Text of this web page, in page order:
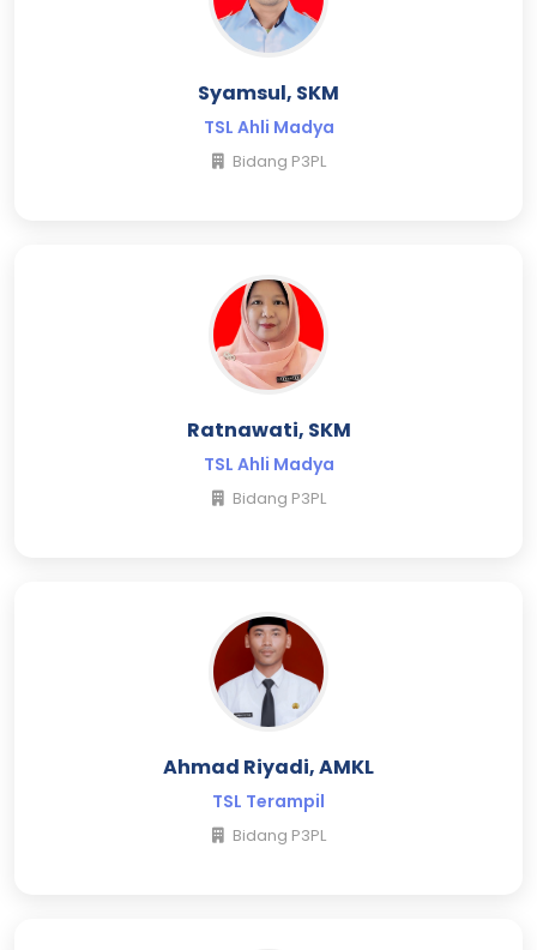
Syamsul, SKM
TSL Ahli Madya
Bidang P3PL
Ratnawati, SKM
TSL Ahli Madya
Bidang P3PL
Ahmad Riyadi, AMKL
TSL Terampil
Bidang P3PL